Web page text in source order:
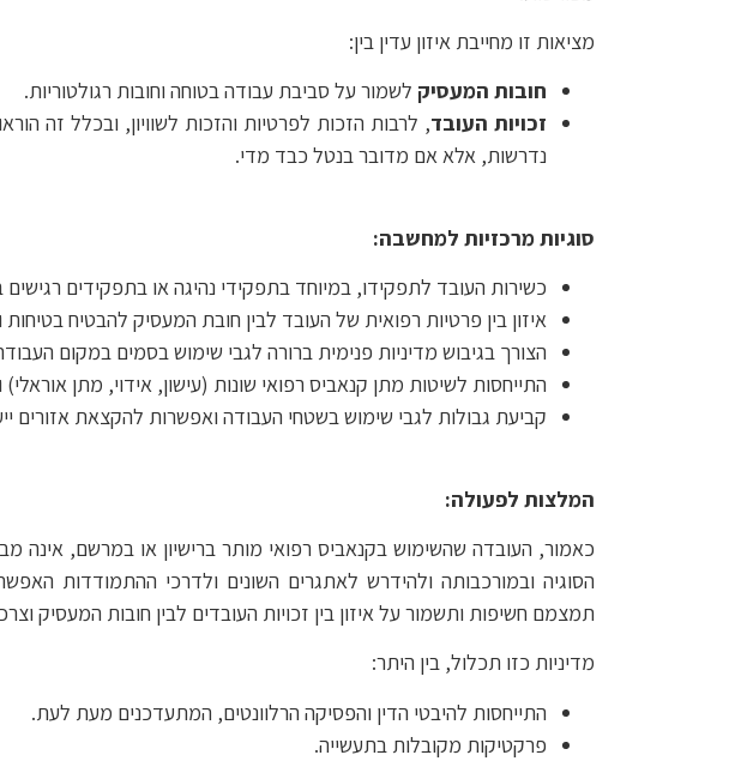
מציאות זו מחייבת איזון עדין בין:
חובות המעסיק לשמור על סביבת עבודה בטוחה וחובות רגולטוריות.
זכויות העובד
נדרשות, אלא אם מדובר בנטל כבד מדי.
סוגיות מרכזיות למחשבה:
כשירות העובד לתפקידו, במיוחד בתפקידי נהיגה או בתפקידים
איזון בין פרטיות רפואית של העובד לבין חובת המעסיק להבטיח בטיחות
הצורך בגיבוש מדיניות פנימית ברורה לגבי שימוש בסמים במקום
התייחסות לשיטות מתן קנאביס רפואי שונות (עישון, אידוי, מתן
קביעת גבולות לגבי שימוש בשטחי העבודה ואפשרות להקצאת אזורים
המלצות לפעולה:
כאמור, העובדה שהשימוש בקנאביס רפואי מותר ברישיון או במרשם, אינה
הסוגיה ובמורכבותה ולהידרש לאתגרים השונים ולדרכי ההתמודדות
תמצמם חשיפות ותשמור על איזון בין זכויות העובדים לבין חובות המעסיק
מדיניות כזו תכלול, בין היתר:
התייחסות להיבטי הדין והפסיקה הרלוונטים, המתעדכנים מעת לעת.
פרקטיקות מקובלות בתעשייה.